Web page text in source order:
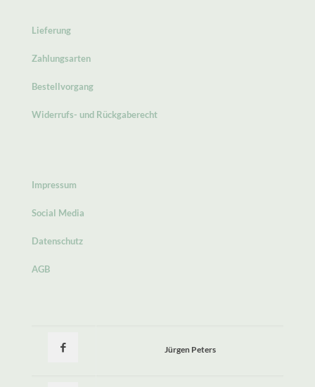
Lieferung
Zahlungsarten
Bestellvorgang
Widerrufs- und Rückgaberecht
Impressum
Social Media
Datenschutz
AGB
Jürgen Peters